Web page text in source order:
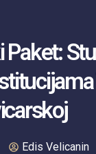
Paket:
Edis Velicanin